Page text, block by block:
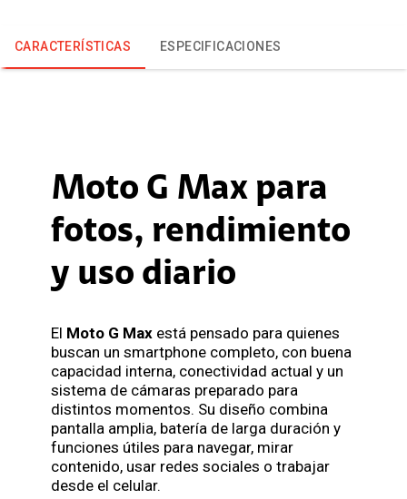
CARACTERÍSTICAS ESPECIFICACIONES
Moto G Max para
fotos, rendimiento
y uso diario
El Moto G Max está pensado para quienes
buscan un smartphone completo, con buena
capacidad interna, conectividad actual y un
sistema de cámaras preparado para
distintos momentos. Su diseño combina
pantalla amplia, batería de larga duración y
funciones útiles para navegar, mirar
contenido, usar redes sociales o trabajar
desde el celular.